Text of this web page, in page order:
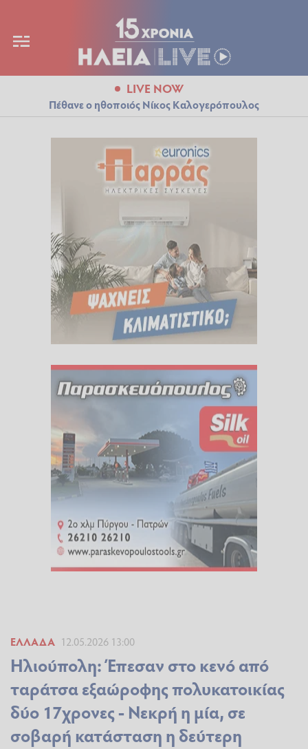
LIVE NOW
Πέθανε ο ηθοποιός Νίκος Καλογερόπουλος
ΕΛΛΆΔΑ 12.05.2026 13:00
Ηλιούπολη: Έπεσαν στο κενό από
ταράτσα εξαώροφης πολυκατοικίας
δύο 17χρονες - Νεκρή η μία, σε
σοβαρή κατάσταση η δεύτερη